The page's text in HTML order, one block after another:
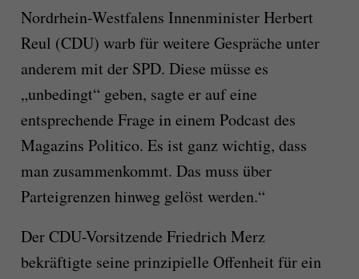
Nordrhein-Westfalens Innenminister Herbert
Reul (CDU) warb für weitere Gespräche unter
anderem mit der SPD. Diese müsse es
„unbedingt“ geben, sagte er auf eine
entsprechende Frage in einem Podcast des
Magazins Politico. Es ist ganz wichtig, dass
man zusammenkommt. Das muss über
Parteigrenzen hinweg gelöst werden.“
Der CDU-Vorsitzende Friedrich Merz
bekräftigte seine prinzipielle Offenheit für ein